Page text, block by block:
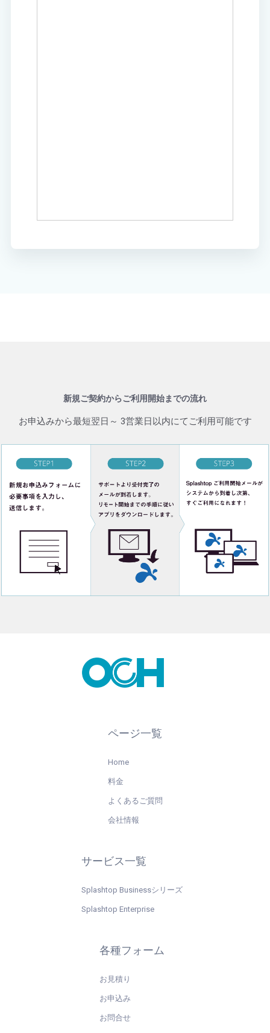
新規ご契約からご利用開始までの流れ
お申込みから最短翌日～ 3営業日以内にてご利用可能です
ページ一覧
Home
料金
よくあるご質問
会社情報
サービス一覧
Splashtop Businessシリーズ
Splashtop Enterprise
各種フォーム
お見積り
お申込み
お問合せ